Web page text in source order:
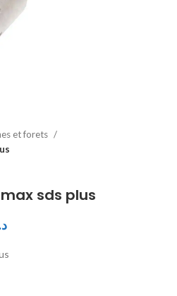
et forets
sds plus